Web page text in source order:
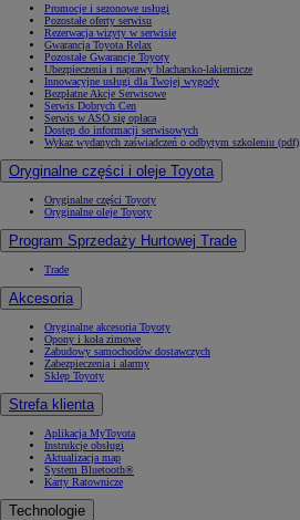
Promocje i sezonowe usługi
Pozostałe oferty serwisu
Rezerwacja wizyty w serwisie
Gwarancja Toyota Relax
Pozostałe Gwarancje Toyoty
Ubezpieczenia i naprawy blacharsko-lakiernicze
Innowacyjne usługi dla Twojej wygody
Bezpłatne Akcje Serwisowe
Serwis Dobrych Cen
Serwis w ASO się opłaca
Dostęp do informacji serwisowych
Wykaz wydanych zaświadczeń o odbytym szkoleniu (pdf)
Oryginalne części i oleje Toyota
Oryginalne części Toyoty
Oryginalne oleje Toyoty
Program Sprzedaży Hurtowej Trade
Trade
Akcesoria
Oryginalne akcesoria Toyoty
Opony i koła zimowe
Zabudowy samochodów dostawczych
Zabezpieczenia i alarmy
Sklep Toyoty
Strefa klienta
Aplikacja MyToyota
Instrukcje obsługi
Aktualizacja map
System Bluetooth®
Karty Ratownicze
Technologie